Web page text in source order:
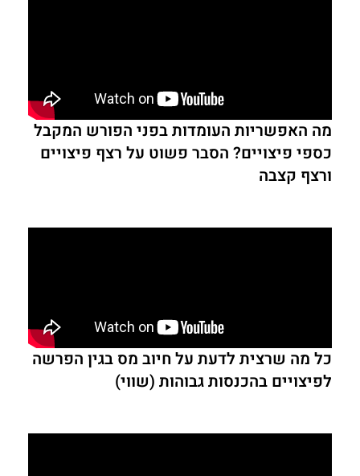
מה האפשריות העומדות בפני הפורש המקבל
כספי פיצויים? הסבר פשוט על רצף פיצויים
ורצף קצבה
כל מה שרצית לדעת על חיוב מס בגין הפרשה
לפיצויים בהכנסות גבוהות (שווי)